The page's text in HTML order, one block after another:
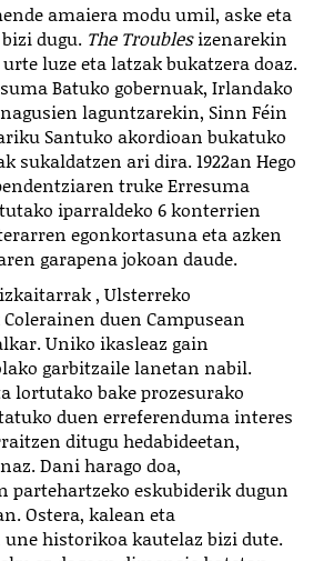
amaiera modu umil, aske eta
dugu. The Troublesizenarekin
luze eta latzak bukatzera doaz.
Batuko gobernuak, Irlandako
laguntzarekin, Sinn Féin
Santuko akordioan bukatuko
sukaldatzen ari dira. 1922an Hego
truke Erresuma
iparraldeko 6 konterrien
egonkortasuna eta azken
garapena jokoan daude.
, Ulsterreko
duen Campusean
Uniko ikasleaz gain
garbitzaile lanetan nabil.
lortutako bake prozesurako
duen erreferenduma interes
ditugu hedabideetan,
Dani harago doa,
partehartzeko eskubiderik dugun
Ostera, kalean eta
historikoa kautelaz bizi dute.